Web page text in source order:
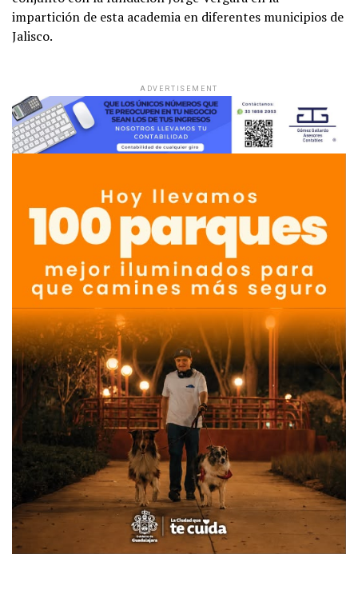
impartición de esta academia en diferentes municipios de
Jalisco.
ADVERTISEMENT